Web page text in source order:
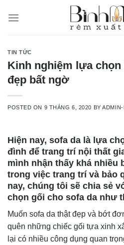
TIN TỨC
Kinh nghiệm lựa
đẹp bất ngờ
POSTED ON 9 THÁNG 6, 2020 BYADMIN-
Hiện nay, sofa da là lựa
đình để trang trí nội thất
mình nhận thấy khá nhiều
trong việc trang trí và bảo
nay, chúng tôi sẽ chia sẻ
chọn gối cho sofa da như
Muốn sofa da thật đẹp và bớt
quên những chiếc gối tựa xinh
lại có nhiều công dụng quan